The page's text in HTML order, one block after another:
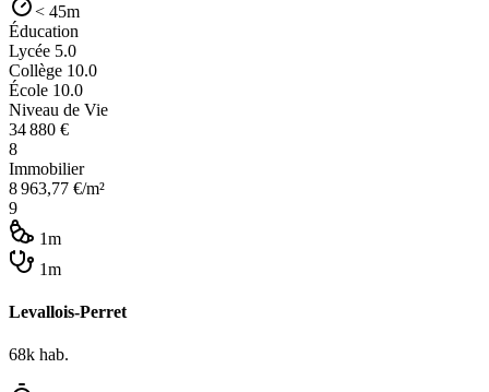
< 45m
Éducation
Lycée 5.0
Collège 10.0
École 10.0
Niveau de Vie
34 880 €
8
Immobilier
8 963,77 €/m²
9
1m
1m
Levallois-Perret
68k hab.